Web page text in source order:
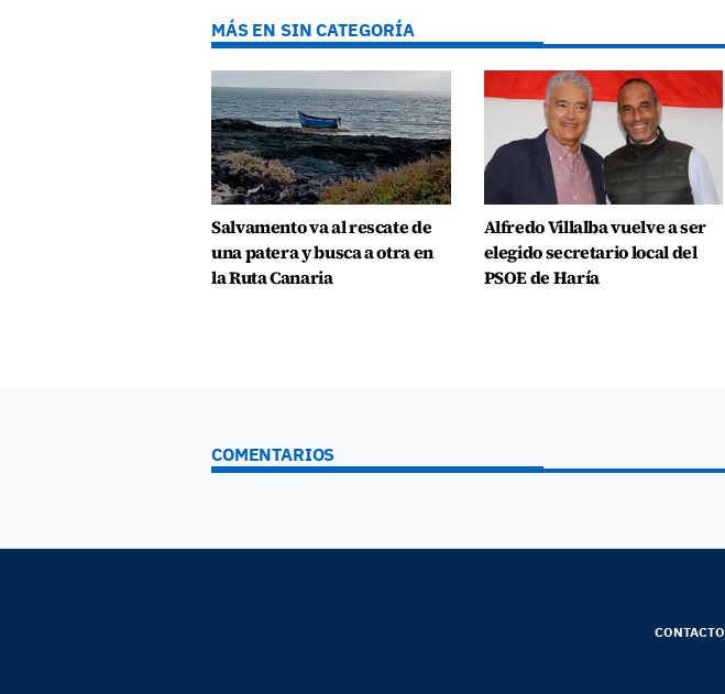
MÁS EN SIN CATEGORÍA
Salvamento va al rescate de
una patera y busca a otra en
la Ruta Canaria
Alfredo Villalba vuelve a ser
elegido secretario local del
PSOE de Haría
COMENTARIOS
CONTACTO